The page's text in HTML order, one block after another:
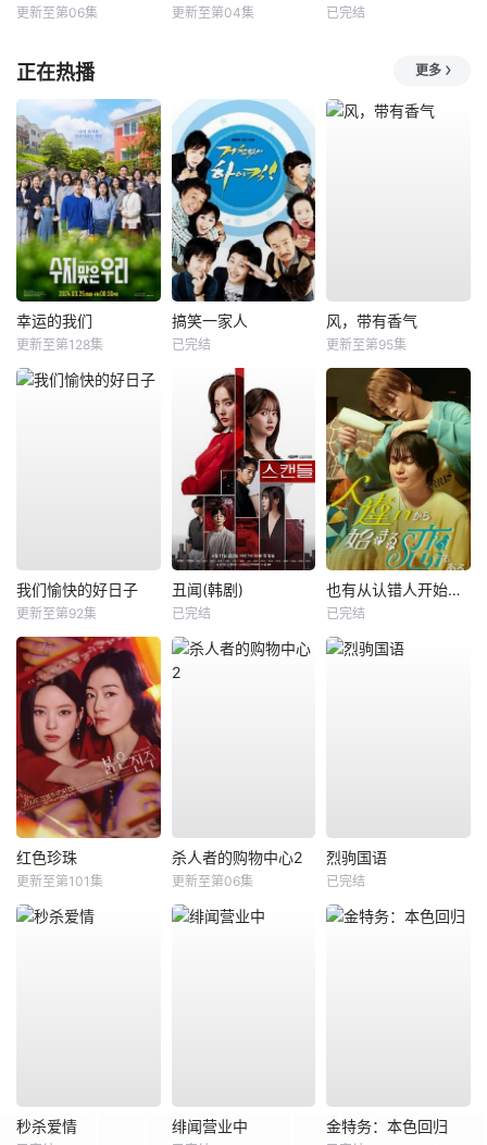
更新至第06集 更新至第04集 已完结
正在热播 更多
幸运的我们
更新至第128集
搞笑一家人
已完结
风，带有香气
更新至第95集
我们愉快的好日子
更新至第92集
丑闻(韩剧)
已完结
也有从认错人开始的恋爱
已完结
红色珍珠
更新至第101集
杀人者的购物中心2
更新至第06集
烈驹国语
已完结
秒杀爱情 绯闻营业中 金特务：本色回归